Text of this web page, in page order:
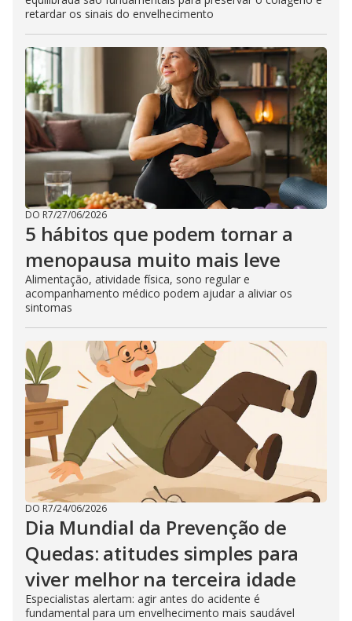
retardar os sinais do envelhecimento
DO R7/27/06/2026
5 hábitos que podem tornar a
menopausa muito mais leve
Alimentação, atividade física, sono regular e
acompanhamento médico podem ajudar a aliviar os
sintomas
DO R7/24/06/2026
Dia Mundial da Prevenção de
Quedas: atitudes simples para
viver melhor na terceira idade
Especialistas alertam: agir antes do acidente é
fundamental para um envelhecimento mais saudável